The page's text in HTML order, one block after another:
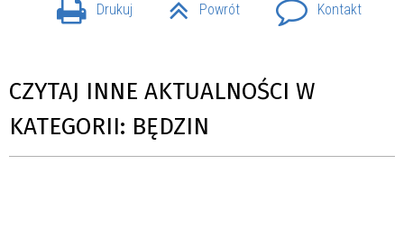
Drukuj Powrót Kontakt
CZYTAJ INNE AKTUALNOŚCI W
KATEGORII: BĘDZIN